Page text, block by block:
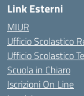
Link Esterni
MIUR
Ufficio Scolastico
Ufficio Scolastico
Scuola in Chiaro
Iscrizioni On Line